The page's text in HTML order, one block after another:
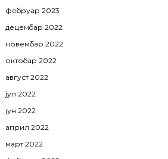
фебруар 2023
децембар 2022
новембар 2022
октобар 2022
август 2022
јул 2022
јун 2022
април 2022
март 2022